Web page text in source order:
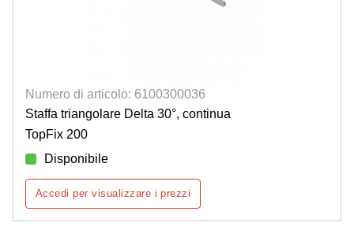
Numero di articolo: 6100300036
Staffa triangolare Delta 30°, continua
TopFix 200
Disponibile
Accedi per visualizzare i prezzi